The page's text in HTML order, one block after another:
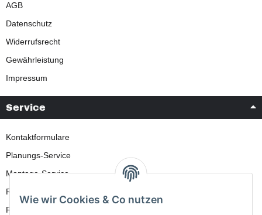
AGB
Datenschutz
Widerrufsrecht
Gewährleistung
Impressum
Service
Kontaktformulare
Planungs-Service
Montage-Service
Reparatur-Service
Retouren-Service
Wie wir Cookies & Co nutzen